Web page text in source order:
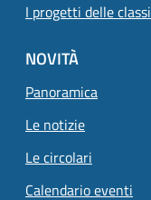
I progetti delle classi
NOVITÀ
Panoramica
Le notizie
Le circolari
Calendario eventi